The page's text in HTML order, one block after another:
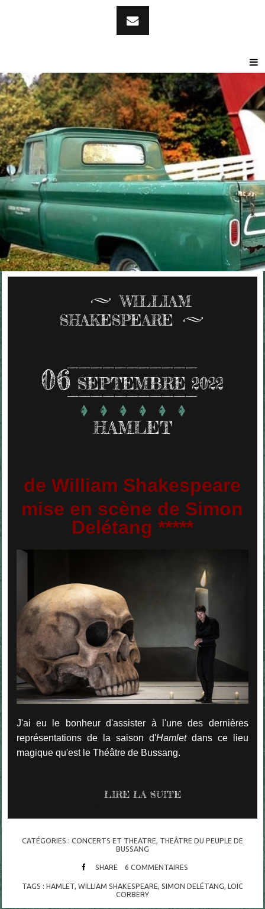
WILLIAM
SHAKESPEARE
06 SEPTEMBRE 2022
HAMLET
de William Shakespeare
mise en scène de Simon
Delétang *****
J'ai eu le bonheur d'assister à l'une des dernières
représentations de la saison d'Hamlet dans ce lieu
magique qu'est le Théâtre de Bussang.
LIRE LA SUITE
CATÉGORIES : CONCERTS ET THEATRE, THEÂTRE DU PEUPLE DE
BUSSANG
SHARE 6 COMMENTAIRES
TAGS : HAMLET, WILLIAM SHAKESPEARE, SIMON DELÉTANG, LOÏC
CORBERY